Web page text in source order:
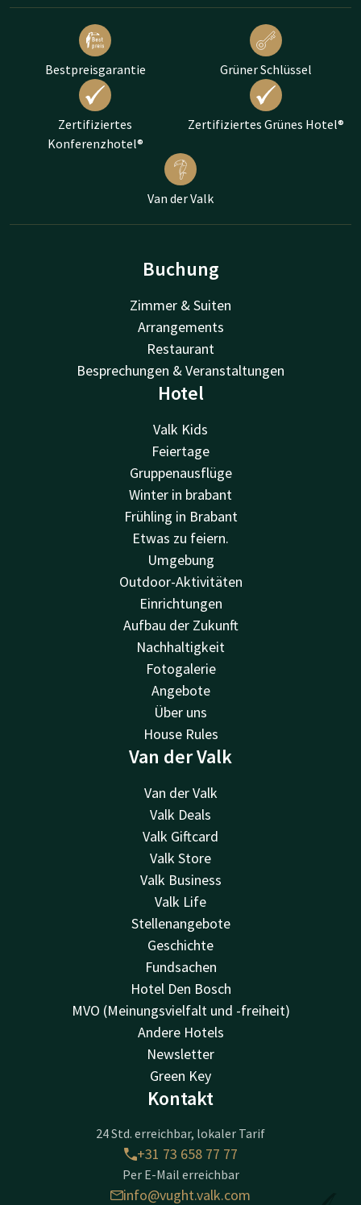
Bestpreisgarantie Grüner Schlüssel
Zertifiziertes
Konferenzhotel®
Zertifiziertes Grünes Hotel®
Van der Valk
Buchung
Zimmer & Suiten
Arrangements
Restaurant
Besprechungen & Veranstaltungen
Hotel
Valk Kids
Feiertage
Gruppenausflüge
Winter in brabant
Frühling in Brabant
Etwas zu feiern.
Umgebung
Outdoor-Aktivitäten
Einrichtungen
Aufbau der Zukunft
Nachhaltigkeit
Fotogalerie
Angebote
Über uns
House Rules
Van der Valk
Van der Valk
Valk Deals
Valk Giftcard
Valk Store
Valk Business
Valk Life
Stellenangebote
Geschichte
Fundsachen
Hotel Den Bosch
MVO (Meinungsvielfalt und -freiheit)
Andere Hotels
Newsletter
Green Key
Kontakt
24 Std. erreichbar, lokaler Tarif
+31 73 658 77 77
Per E-Mail erreichbar
info@vught.valk.com